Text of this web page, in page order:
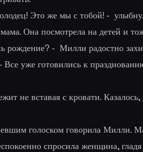
Это же мы с тобой! -
Она посмотрела на детей и
рождение? - Милли радостно
уже готовились к
не вставая с кровати.
голоском говорила Милли.
спросила женщина, гладя